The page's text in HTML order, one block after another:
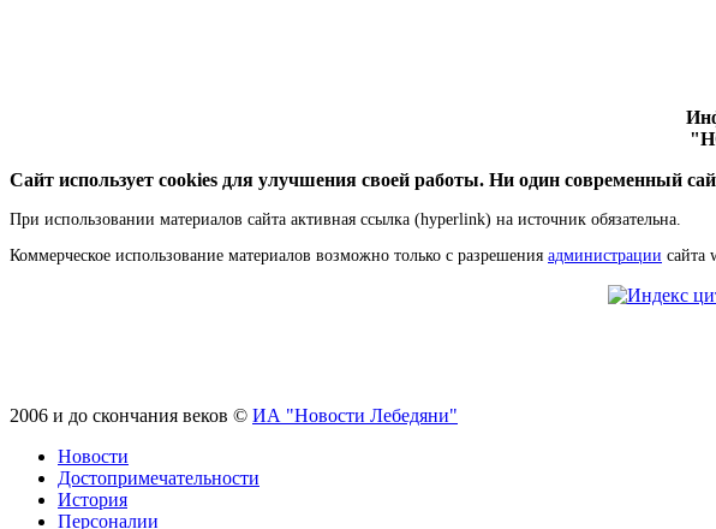
Сайт использует cookies для улучшения своей работы. Ни один современный
При использовании материалов сайта активная ссылка (hyperlink) на источник обязательна.
Коммерческое использование материалов возможно только с разрешения администрации сайта
2006 и до скончания веков © ИА "Новости Лебедяни"
Новости
Достопримечательности
История
Персоналии